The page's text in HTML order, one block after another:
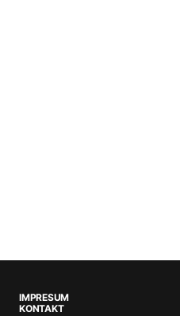
IMPRESUM
KONTAKT